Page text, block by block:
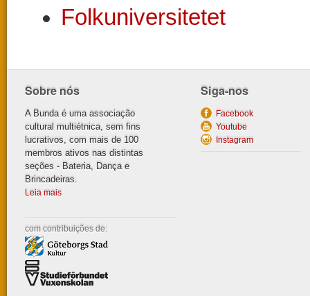
Folkuniversitetet
Sobre nós
A Bunda é uma associação
cultural multiétnica, sem fins
lucrativos, com mais de 100
membros ativos nas distintas
seções - Bateria, Dança e
Brincadeiras.
Leia mais
com contribuições de:
Siga-nos
Facebook
Youtube
Instagram